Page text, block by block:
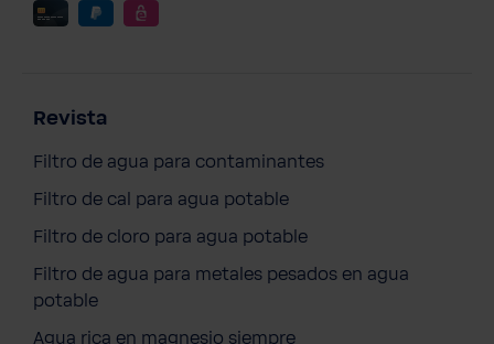
BWT Edition Polo Mujer
5,03 €
Revista
Filtro de agua para contaminantes
Filtro de cal para agua potable
Filtro de cloro para agua potable
Filtro de agua para metales pesados en agua
potable
Agua rica en magnesio siempre